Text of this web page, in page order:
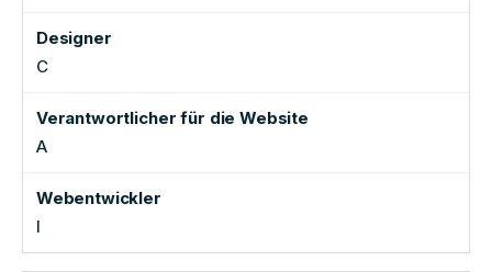
C
A
I